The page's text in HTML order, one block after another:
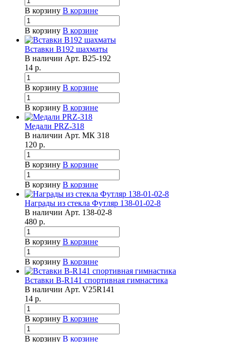
В корзину В корзине
В корзину В корзине
Вставки B192 шахматы
В наличии Арт. B25-192
14 р.
В корзину В корзине
В корзину В корзине
Медали PRZ-318
В наличии Арт. МК 318
120 р.
В корзину В корзине
В корзину В корзине
Награды из стекла Футляр 138-01-02-8
В наличии Арт. 138-02-8
480 р.
В корзину В корзине
В корзину В корзине
Вставки B-R141 спортивная гимнастика
В наличии Арт. V25R141
14 р.
В корзину В корзине
В корзину В корзине